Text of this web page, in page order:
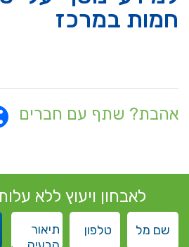
חמות במרכז
אהבת? שתף עם חברים
לאבחון ויעוץ ללא